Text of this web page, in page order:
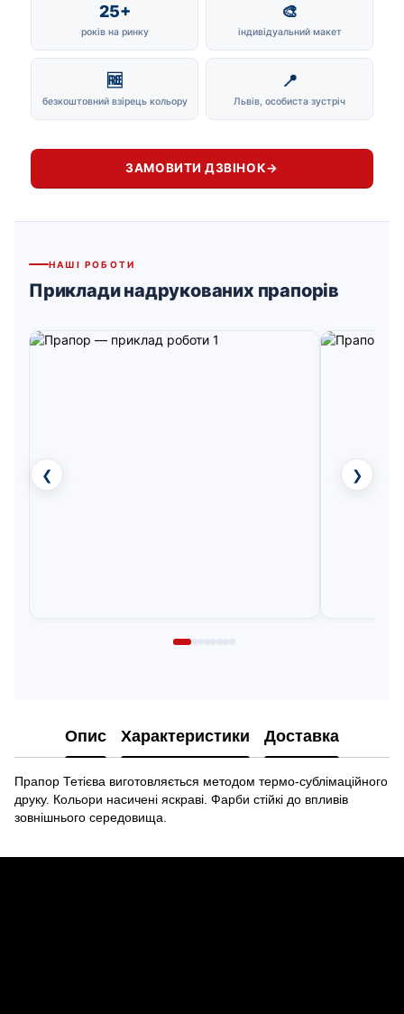
25+
років на ринку
🎨
індивідуальний макет
🆓
безкоштовний взірець кольору
📍
Львів, особиста зустріч
ЗАМОВИТИ ДЗВІНОК→
НАШІ РОБОТИ
Приклади надрукованих прапорів
❮ ❯
Опис Характеристики Доставка
Прапор Тетієва виготовляється методом термо-сублімаційного
друку. Кольори насичені яскраві. Фарби стійкі до впливів
зовнішнього середовища.